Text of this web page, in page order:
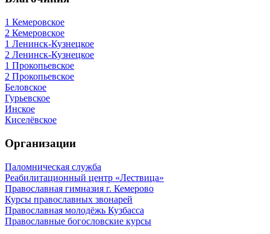
1 Кемеровское
2 Кемеровское
1 Ленинск-Кузнецкое
2 Ленинск-Кузнецкое
1 Прокопьевское
2 Прокопьевское
Беловское
Гурьевское
Инское
Киселёвское
Организации
Паломническая служба
Реабилитационный центр «Лествица»
Православная гимназия г. Кемерово
Курсы православных звонарей
Православная молодёжь Кузбасса
Православные богословские курсы